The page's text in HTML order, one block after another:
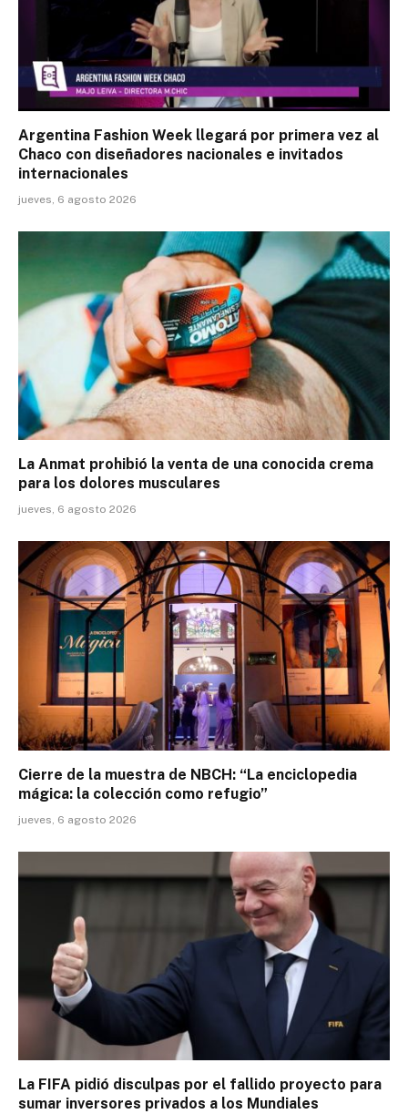
Argentina Fashion Week llegará por primera vez al
Chaco con diseñadores nacionales e invitados
internacionales
jueves, 6 agosto 2026
La Anmat prohibió la venta de una conocida crema
para los dolores musculares
jueves, 6 agosto 2026
Cierre de la muestra de NBCH: “La enciclopedia
mágica: la colección como refugio”
jueves, 6 agosto 2026
La FIFA pidió disculpas por el fallido proyecto para
sumar inversores privados a los Mundiales